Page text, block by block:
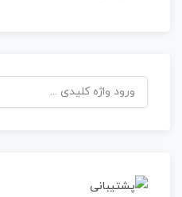
جستجو
برای: